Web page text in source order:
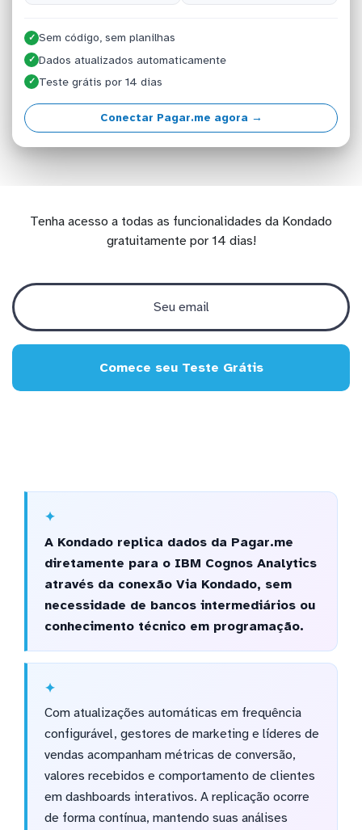
✓ Sem código, sem planilhas
✓ Dados atualizados automaticamente
✓ Teste grátis por 14 dias
Conectar Pagar.me agora →
Tenha acesso a todas as funcionalidades da Kondado
gratuitamente por 14 dias!
Comece seu Teste Grátis
A Kondado replica dados da Pagar.me
diretamente para o IBM Cognos Analytics
através da conexão Via Kondado, sem
necessidade de bancos intermediários ou
conhecimento técnico em programação.
Com atualizações automáticas em frequência
configurável, gestores de marketing e líderes de
vendas acompanham métricas de conversão,
valores recebidos e comportamento de clientes
em dashboards interativos. A replicação ocorre
de forma contínua, mantendo suas análises